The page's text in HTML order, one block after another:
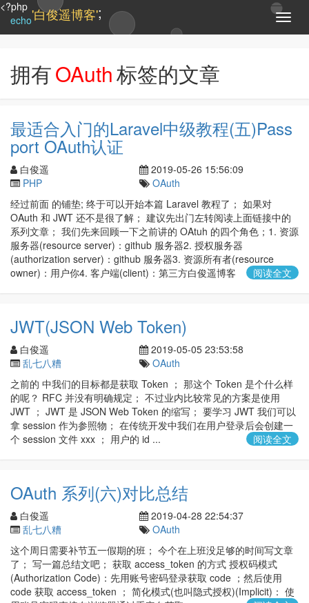
T
o
v
o
n
<?php
echo'白俊遥博客';
拥有OAuth标签的文章
最适合入门的Laravel中级教程(五)Pass
port OAuth认证
白俊遥
2019-05-26 15:56:09
PHP
OAuth
经过前面 的铺垫; 终于可以开始本篇 Laravel 教程了； 如果对
OAuth 和 JWT 还不是很了解； 建议先出门左转阅读上面链接中的
系列文章； 我们先来回顾一下之前讲的 OAtuh 的四个角色；1. 资源
服务器(resource server)：github 服务器2. 授权服务器
(authorization server)：github 服务器3. 资源所有者(resource
owner)：用户你4. 客户端(client)：第三方白俊遥博客
阅读全文
JWT(JSON Web Token)
白俊遥
2019-05-05 23:53:58
乱七八糟
OAuth
之前的 中我们的目标都是获取 Token ； 那这个 Token 是个什么样
的呢？ RFC 并没有明确规定； 不过业内比较常见的方案是使用
JWT ； JWT 是 JSON Web Token 的缩写； 要学习 JWT 我们可以
拿 session 作为参照物； 在传统开发中我们在用户登录后会创建一
个 session 文件 xxx ； 用户的 id ...
阅读全文
OAuth 系列(六)对比总结
白俊遥
2019-04-28 22:54:37
乱七八糟
OAuth
这个周日需要补节五一假期的班； 今个在上班没足够的时间写文章
了； 写一篇总结文吧； 获取 access_token 的方式 授权码模式
(Authorization Code)：先用账号密码登录获取 code ；然后使用
code 获取 access_token ； 简化模式(也叫隐式授权)(Implicit)： 使